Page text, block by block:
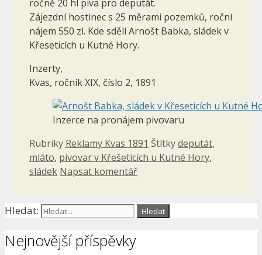
ročně 20 hl piva pro deputát.
Zájezdní hostinec s 25 měrami pozemků, roční
nájem 550 zl. Kde sdělí Arnošt Babka, sládek v
Křeseticích u Kutné Hory.
Inzerty,
Kvas, ročník XIX, číslo 2, 1891
Inzerce na pronájem pivovaru
Rubriky Reklamy Kvas 1891 Štítkydeputát,
mláto, pivovar v Křešeticích u Kutné Hory,
sládek Napsat komentář
Hledat:
Nejnovější příspěvky